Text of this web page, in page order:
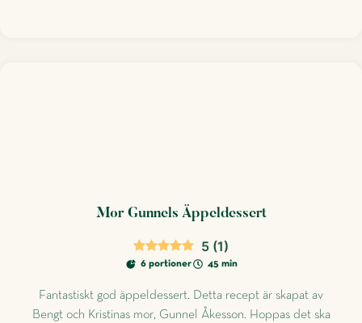
Mor Gunnels Äppeldessert
5 (1)
6 portioner 45 min
Fantastiskt god äppeldessert. Detta recept är skapat av
Bengt och Kristinas mor, Gunnel Åkesson. Hoppas det ska